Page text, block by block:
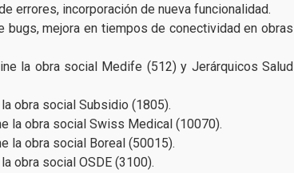
errores, incorporación de nueva funcionalidad.
bugs, mejora en tiempos de conectividad en obras
la obra social Medife (512) y Jerárquicos Salud
obra social Subsidio (1805).
la obra social Swiss Medical (10070).
la obra social Boreal (50015).
obra social OSDE (3100).